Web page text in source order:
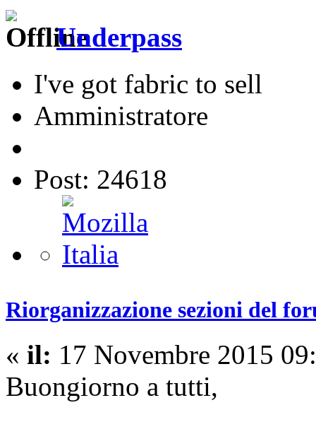
Underpass
I've got fabric to sell
Amministratore
Post: 24618
Riorganizzazione sezioni del
« il: 17 Novembre 2015
Buongiorno a tutti,